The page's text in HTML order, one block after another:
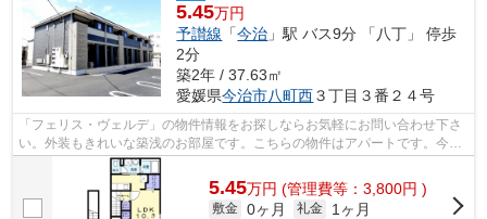
5.45万円
予讃線 「今治 」駅 バス9分 「八丁」 停歩
2分
築2年 / 37.63㎡
愛媛県今治市八町西３丁目３番２４号
「フェリス・ヴェルデ」の物件情報をお探しならお気軽にお問い合わせ下さ
い。外装もきれいな築浅のお部屋です。こちらの物件はアパートです。今治
市や今治付近での新生活をご検討する...
5.45万円 (管理費等：3,800円 )
敷金 0ヶ月 礼金
1ヶ月